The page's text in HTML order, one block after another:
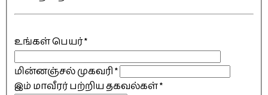
உங்கள் பெயர்*
மின்னஞ்சல் முகவரி*
இம் மாவீரர் பற்றிய தகவல்கள்*